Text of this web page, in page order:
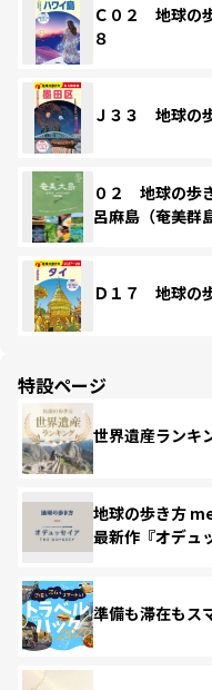
Ｃ０２ 地球の
８
Ｊ３３ 地球の
０２ 地球の
呂麻島（奄美
Ｄ１７ 地球の
特設ページ
世界遺産ランキ
地球の歩き方
最新作『オデュ
準備も滞在も